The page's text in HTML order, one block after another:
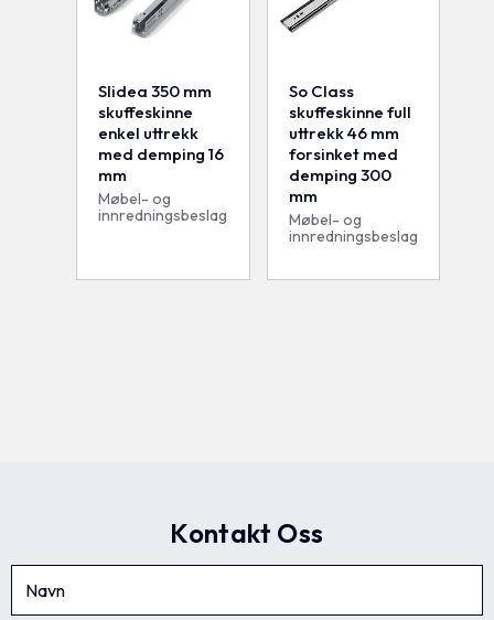
Slidea 350 mm
skuffeskinne
enkel uttrekk
med demping 16
mm
Møbel- og
innredningsbeslag
So Class
skuffeskinne full
uttrekk 46 mm
forsinket med
demping 300
mm
Møbel- og
innredningsbeslag
Kontakt Oss